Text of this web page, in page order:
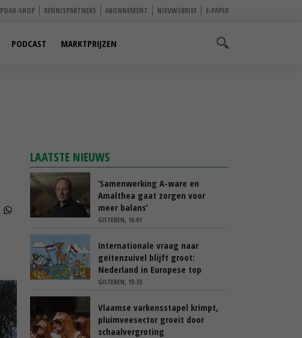
POAH-SHOP KENNISPARTNERS ABONNEMENT NIEUWSBRIEF E-PAPER
PODCAST MARKTPRIJZEN
LAATSTE NIEUWS
‘Samenwerking A-ware en
Amalthea gaat zorgen voor
meer balans’
GISTEREN, 16:01
Internationale vraag naar
geitenzuivel blijft groot:
Nederland in Europese top
GISTEREN, 15:33
Vlaamse varkensstapel krimpt,
pluimveesector groeit door
schaalvergroting